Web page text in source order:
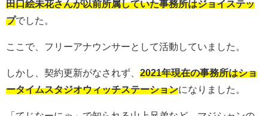
田口絵未花さんが以前所属していた事務所はジョイステッ
プでした。
ここで、フリーアナウンサーとして活動していました。
しかし、契約更新がなされず、 2021年現在の事務所はショ
ータイムスタジオウィッチステーションになりました。